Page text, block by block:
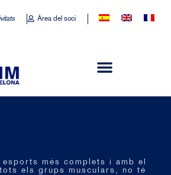
Àrea del soci
més complets i amb el
els grups musculars, no té